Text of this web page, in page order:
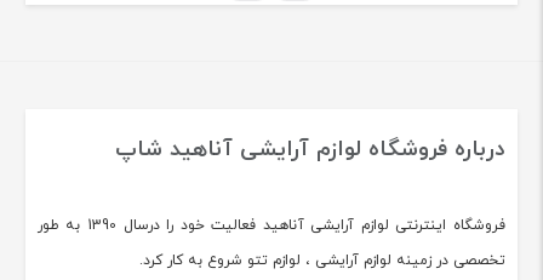
درباره فروشگاه لوازم آرایشی آناهید شاپ
فروشگاه اینترنتی لوازم آرایشی آناهید فعالیت خود را درسال 1390 به طور
تخصصی در زمینه لوازم آرایشی ، لوازم تتو شروع به کار کرد.